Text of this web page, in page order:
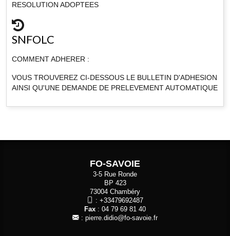
RESOLUTION ADOPTEES
SNFOLC
COMMENT ADHERER :
VOUS TROUVEREZ CI-DESSOUS LE BULLETIN D'ADHESION
AINSI QU'UNE DEMANDE DE PRELEVEMENT AUTOMATIQUE
FO-SAVOIE
3-5 Rue Ronde
BP 423
73004 Chambéry
: +33479692487
Fax : 04 79 69 81 40
: pierre.didio@fo-savoie.fr